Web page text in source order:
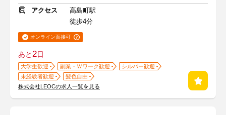
アクセス
高島町駅
徒歩4分
オンライン面接可
あと2日
大学生歓迎 副業・Ｗワーク歓迎
シルバー歓迎
未経験者歓迎
髪色自由
株式会社LEOCの求人一覧を見る